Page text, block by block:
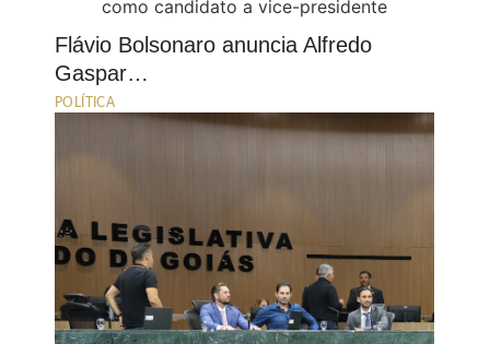
Flávio Bolsonaro anuncia Alfredo
Gaspar…
POLÍTICA